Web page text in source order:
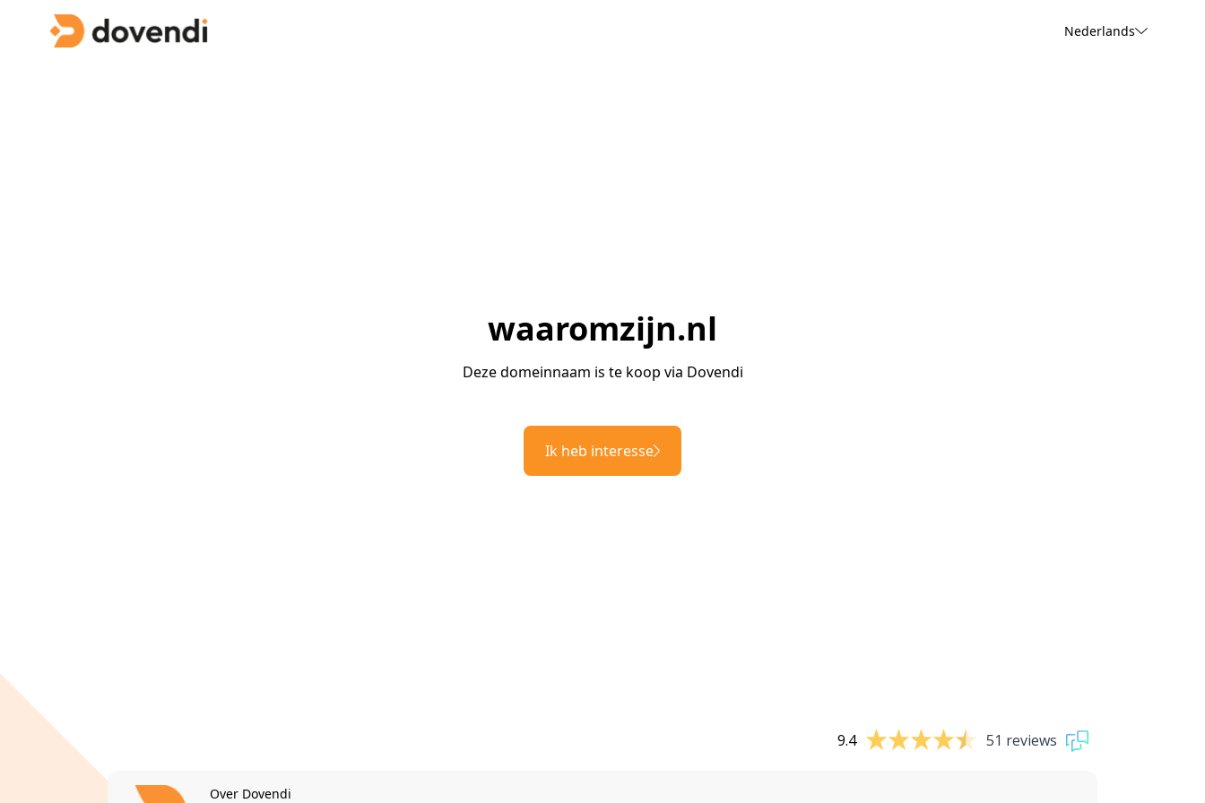
Nederlands
waaromzijn.nl
Deze domeinnaam is te koop via Dovendi
Ik heb interesse
9.4 51 reviews
Over Dovendi